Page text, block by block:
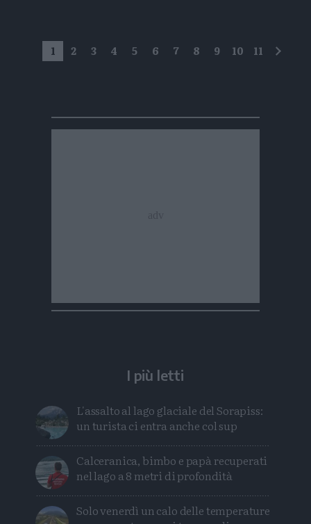
1 2 3 4 5 6 7 8 9 10 11
I più letti
L'assalto al lago glaciale del Sorapiss:
un turista ci entra anche col sup
Calceranica, bimbo e papà recuperati
nel lago a 8 metri di profondità
Solo venerdì un calo delle temperature